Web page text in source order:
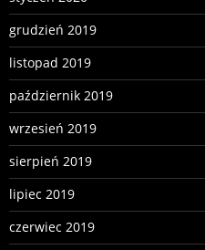
grudzień 2019
listopad 2019
październik 2019
wrzesień 2019
sierpień 2019
lipiec 2019
czerwiec 2019